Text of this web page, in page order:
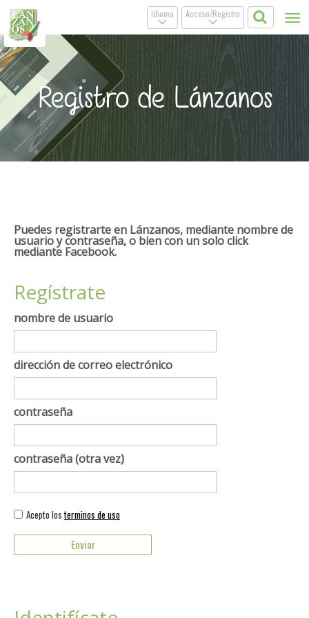
Acceso/Registro
.
Idioma
.
Registro de Lánzanos
Puedes registrarte en Lánzanos, mediante nombre de
usuario y contraseña, o bien con un solo click
mediante Facebook.
Regístrate
nombre de usuario
dirección de correo electrónico
contraseña
contraseña (otra vez)
Acepto los terminos de uso